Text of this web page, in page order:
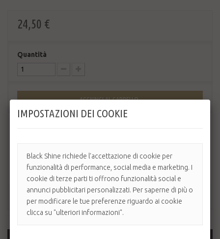
24,50 €
Quantità
AGGIUNGI AL CARRELLO
IMPOSTAZIONI DEI COOKIE
Black Shine richiede l'accettazione di cookie per
funzionalità di performance, social media e marketing. I
cookie di terze parti ti offrono funzionalità social e
annunci pubblicitari personalizzati. Per saperne di più o
per modificare le tue preferenze riguardo ai cookie
clicca su "ulteriori informazioni".